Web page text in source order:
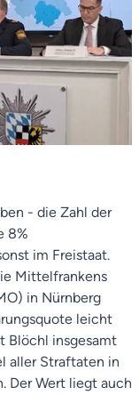
- die Zahl der
8%
im Freistaat.
Mittelfrankens
in Nürnberg
leicht
Blöchl insgesamt
aller Straftaten in
Der Wert liegt auch